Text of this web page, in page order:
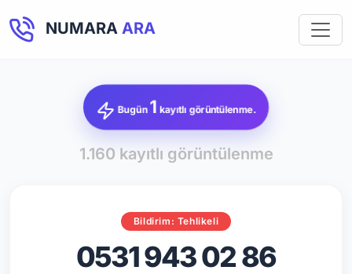
NUMARA ARA
Bugün1 kayıtlı görüntülenme.
1.160 kayıtlı görüntülenme
Bildirim: Tehlikeli
0531 943 02 86